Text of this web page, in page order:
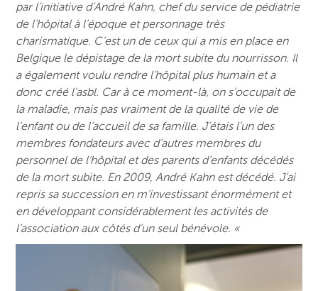
par l’initiative d’André Kahn, chef du service de pédiatrie
de l’hôpital à l’époque et personnage très
charismatique. C’est un de ceux qui a mis en place en
Belgique le dépistage de la mort subite du nourrisson. Il
a également voulu rendre l’hôpital plus humain et a
donc créé l’asbl. Car à ce moment-là, on s’occupait de
la maladie, mais pas vraiment de la qualité de vie de
l’enfant ou de l’accueil de sa famille. J’étais l’un des
membres fondateurs avec d’autres membres du
personnel de l’hôpital et des parents d’enfants décédés
de la mort subite. En 2009, André Kahn est décédé. J’ai
repris sa succession en m’investissant énormément et
en développant considérablement les activités de
l’association aux côtés d’un seul bénévole. «